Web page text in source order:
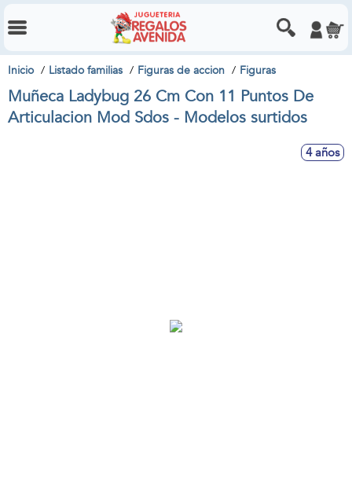
Inicio Listado familias Figuras de accion Figuras
Muñeca Ladybug 26 Cm Con 11 Puntos De
Articulacion Mod Sdos - Modelos surtidos
4 años